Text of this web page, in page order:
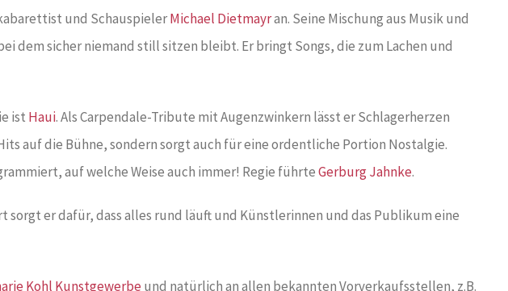
und SchauspielerMichael Dietmayran. Seine Mischung aus Musik und
dem sicher niemand still sitzen bleibt. Er bringt Songs, die zum Lachen und
ist Haui. Als Carpendale-Tribute mit Augenzwinkern lässt er Schlagerherzen
auf die Bühne, sondern sorgt auch für eine ordentliche Portion Nostalgie.
auf welche Weise auch immer! Regie führteGerburg Jahnke.
sorgt er dafür, dass alles rund läuft und Künstlerinnen und das Publikum eine
Kohl Kunstgewerbe und natürlich an allen bekannten Vorverkaufsstellen, z.B.